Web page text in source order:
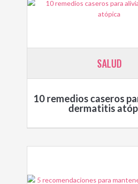
SALUD
10 remedios caseros
dermatitis